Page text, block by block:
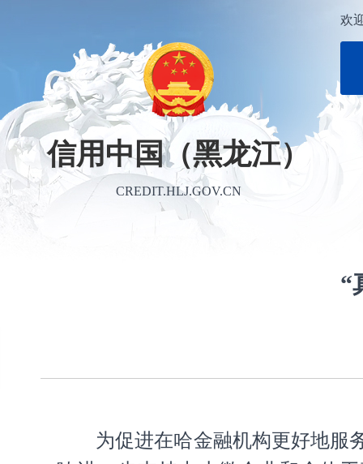
信用中国（黑龙江）
CREDIT.HLJ.GOV.CN
欢
“
为促进在哈金融机构更好地服